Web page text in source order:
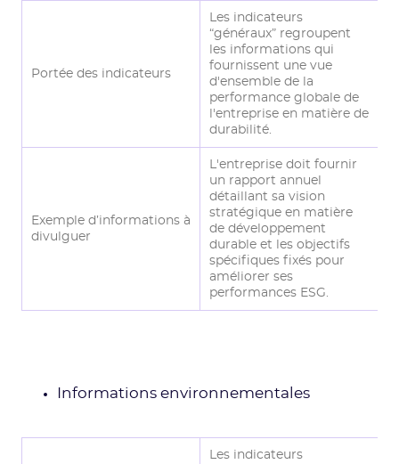
Portée des indicateurs
Les indicateurs
“généraux” regroupent
les informations qui
fournissent une vue
d'ensemble de la
performance globale de
l'entreprise en matière de
durabilité.
Exemple d’informations à
divulguer
L'entreprise doit fournir
un rapport annuel
détaillant sa vision
stratégique en matière
de développement
durable et les objectifs
spécifiques fixés pour
améliorer ses
performances ESG.
Informations environnementales
Les indicateurs